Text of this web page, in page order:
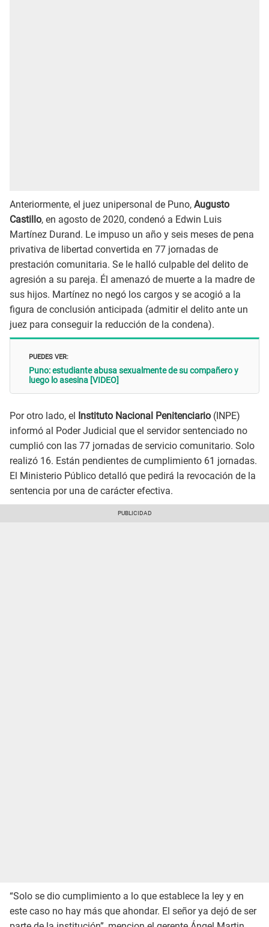
Anteriormente, el juez unipersonal de Puno, Augusto
Castillo, en agosto de 2020, condenó a Edwin Luis
Martínez Durand. Le impuso un año y seis meses de pena
privativa de libertad convertida en 77 jornadas de
prestación comunitaria. Se le halló culpable del delito de
agresión a su pareja. Él amenazó de muerte a la madre de
sus hijos. Martínez no negó los cargos y se acogió a la
figura de conclusión anticipada (admitir el delito ante un
juez para conseguir la reducción de la condena).
PUEDES VER:
Puno: estudiante abusa sexualmente de su compañero y
luego lo asesina [VIDEO]
Por otro lado, el Instituto Nacional Penitenciario (INPE)
informó al Poder Judicial que el servidor sentenciado no
cumplió con las 77 jornadas de servicio comunitario. Solo
realizó 16. Están pendientes de cumplimiento 61 jornadas.
El Ministerio Público detalló que pedirá la revocación de la
sentencia por una de carácter efectiva.
“Solo se dio cumplimiento a lo que establece la ley y en
este caso no hay más que ahondar. El señor ya dejó de ser